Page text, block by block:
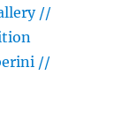
//
//